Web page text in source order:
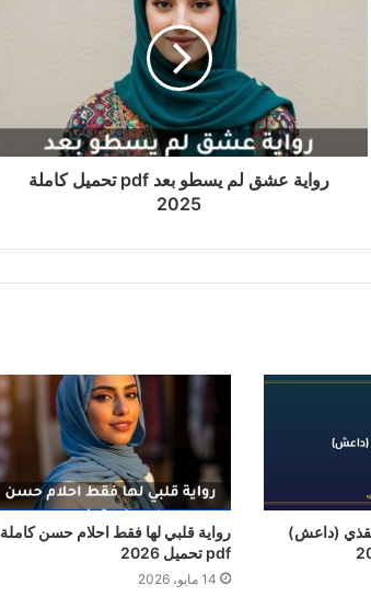
رواية عشق لم يسطو بعد pdf تحميل كاملة
2025
(داعش)
رواية قلبي لها فقط احلام حسن كاملة
pdf تحميل 2026
14 مايو، 2026